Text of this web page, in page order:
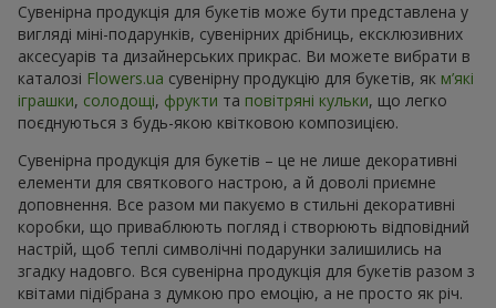
Сувенірна продукція для букетів може бути представлена у
вигляді міні-подарунків, сувенірних дрібниць, ексклюзивних
аксесуарів та дизайнерських прикрас. Ви можете вибрати в
каталозі Flowers.ua cувенірну продукцію для букетів, як м’які
іграшки, солодощі, фрукти та повітряні кульки, що легко
поєднуються з будь-якою квітковою композицією.
Сувенірна продукція для букетів – це не лише декоративні
елементи для святкового настрою, а й доволі приємне
доповнення. Все разом ми пакуємо в стильні декоративні
коробки, що приваблюють погляд і створюють відповідний
настрій, щоб теплі символічні подарунки залишились на
згадку надовго. Вся сувенірна продукція для букетів разом з
квітами підібрана з думкою про емоцію, а не просто як річ.